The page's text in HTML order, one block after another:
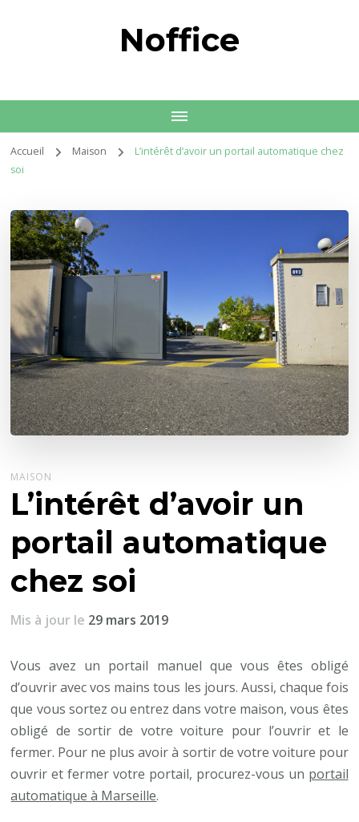
Noffice
Accueil Maison
L’intérêt d’avoir un portail automatique chez
soi
MAISON
L’intérêt d’avoir un
portail automatique
chez soi
Mis à jour le 29 mars 2019
Vous avez un portail manuel que vous êtes obligé
d’ouvrir avec vos mains tous les jours. Aussi, chaque fois
que vous sortez ou entrez dans votre maison, vous êtes
obligé de sortir de votre voiture pour l’ouvrir et le
fermer. Pour ne plus avoir à sortir de votre voiture pour
ouvrir et fermer votre portail, procurez-vous un portail
automatique à Marseille.